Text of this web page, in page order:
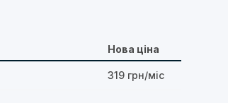
Нова ціна
319 грн/міс